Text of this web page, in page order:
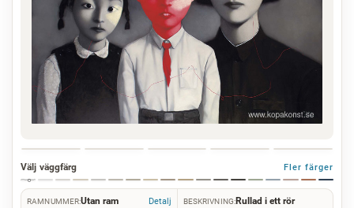
Välj väggfärg Fler färger
RAMNUMMER:Utan ram Detalj BESKRIVNING:Rullad i ett rör